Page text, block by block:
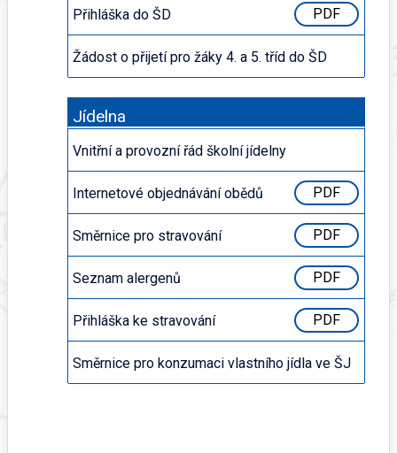
Přihláška do ŠD PDF
Žádost o přijetí pro žáky 4. a 5. tříd do ŠD
Jídelna
Vnitřní a provozní řád školní jídelny
PDF
Internetové objednávání obědů PDF
Směrnice pro stravování PDF
Seznam alergenů PDF
Přihláška ke stravování PDF
Směrnice pro konzumaci vlastního jídla ve ŠJ